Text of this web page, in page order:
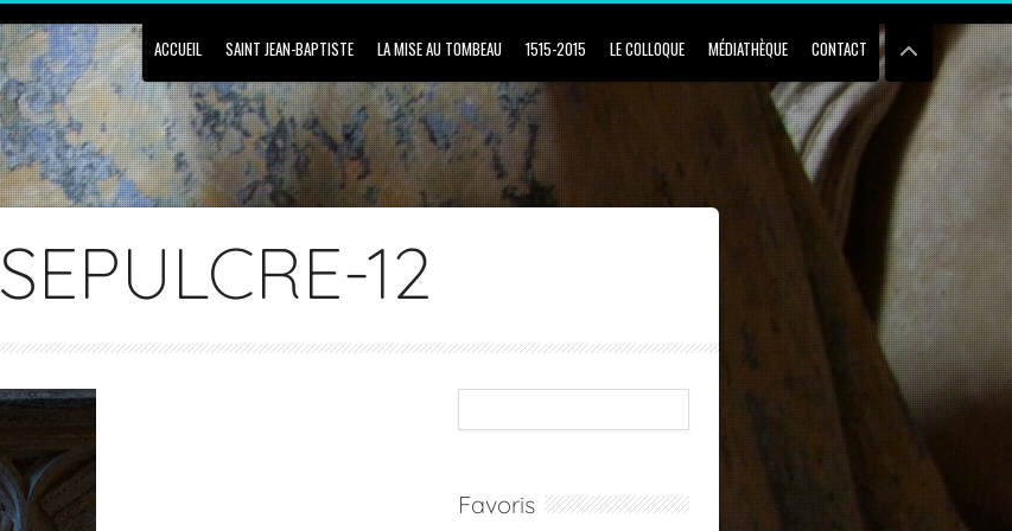
ACCUEIL SAINT JEAN-BAPTISTE LA MISE AU TOMBEAU 1515-2015 LE COLLOQUE MÉDIATHÈQUE CONTACT
SEPULCRE-12
Favoris